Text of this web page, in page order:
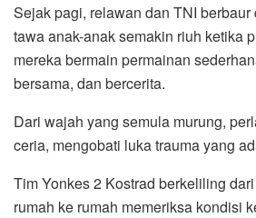
Sejak pagi, relawan dan TNI berbaur
tawa anak-anak semakin riuh ketika
mereka bermain permainan
bersama, dan bercerita.
Dari wajah yang semula murung,
ceria, mengobati luka trauma yang
Tim Yonkes 2 Kostrad berkeliling
rumah ke rumah memeriksa kondisi